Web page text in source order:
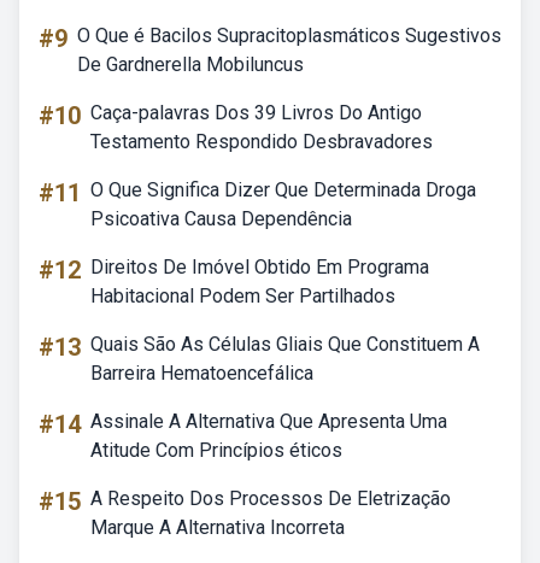
#9 O Que é Bacilos Supracitoplasmáticos Sugestivos
De Gardnerella Mobiluncus
#10 Caça-palavras Dos 39 Livros Do Antigo
Testamento Respondido Desbravadores
#11 O Que Significa Dizer Que Determinada Droga
Psicoativa Causa Dependência
#12 Direitos De Imóvel Obtido Em Programa
Habitacional Podem Ser Partilhados
#13 Quais São As Células Gliais Que Constituem A
Barreira Hematoencefálica
#14 Assinale A Alternativa Que Apresenta Uma
Atitude Com Princípios éticos
#15 A Respeito Dos Processos De Eletrização
Marque A Alternativa Incorreta